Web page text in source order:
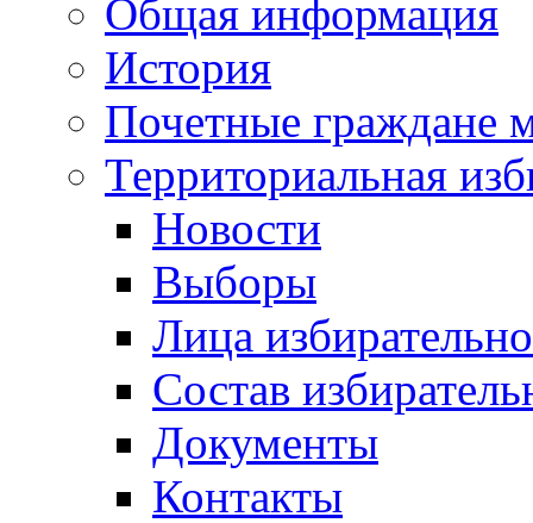
Общая информация
История
Почетные граждане
Территориальная
Новости
Выборы
Лица
Состав
Документы
Контакты